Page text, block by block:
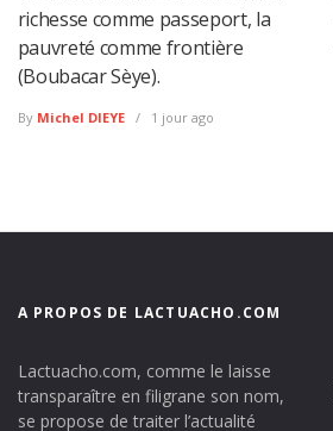
richesse comme passeport, la
pauvreté comme frontière
(Boubacar Sèye).
By Michel DIEYE 1 jour ago
A PROPOS DE LACTUACHO.COM
Lactuacho.com, comme le laisse
transparaître en filigrane son nom,
se propose de traiter l’actualité